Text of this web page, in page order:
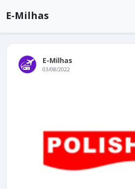
E-Milhas
E-Milhas
03/08/2022